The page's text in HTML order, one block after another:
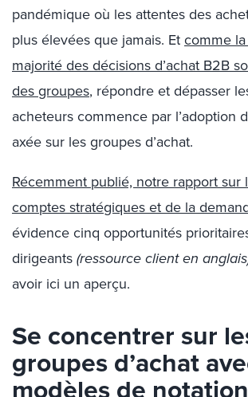
pandémique où les attentes des
plus élevées que jamais. Etcomme
majorité des décisions d’achat B2B
des groupes, répondre et dépasser
acheteurs commence par l’adoption
axée sur les groupes d’achat.
Récemment publié, notre rapport sur
comptes stratégiques et de la
évidence cinq opportunités
dirigeants(ressource client en
avoir ici un aperçu.
Se concentrer sur
groupes d’achat